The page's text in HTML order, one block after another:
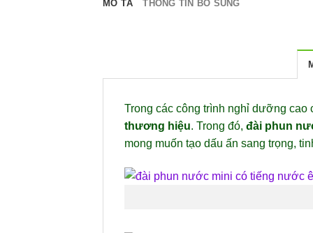
MÔ TẢ THÔNG TIN BỔ SUNG
Trong các công trình nghỉ dưỡng cao
thương hiệu. Trong đó, đài phun
mong muốn tạo dấu ấn sang trọng,